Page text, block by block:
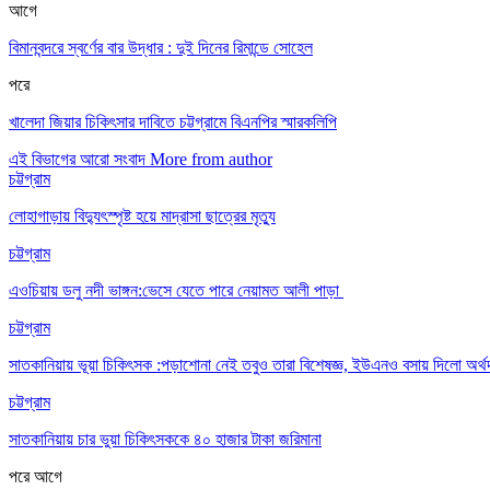
আগে
বিমানবন্দরে স্বর্ণের বার উদ্ধার : দুই দিনের রিমান্ডে সোহেল
পরে
খালেদা জিয়ার চিকিৎসার দাবিতে চট্টগ্রামে বিএনপির স্মারকলিপি
এই বিভাগের আরো সংবাদ More from author
চট্টগ্রাম
লোহাগাড়ায় বিদ্যুৎস্পৃষ্ট হয়ে মাদ্রাসা ছাত্রের মৃত্যু
চট্টগ্রাম
এওচিয়ায় ডলু নদী ভাঙ্গন:ভেসে যেতে পারে নেয়ামত আলী পাড়া
চট্টগ্রাম
সাতকানিয়ায় ভূয়া চিকিৎসক :পড়াশোনা নেই তবুও তারা বিশেষজ্ঞ, ইউএনও বসায় দিলো
চট্টগ্রাম
সাতকানিয়ায় চার ভুয়া চিকিৎসককে ৪০ হাজার টাকা জরিমানা
পরেআগে